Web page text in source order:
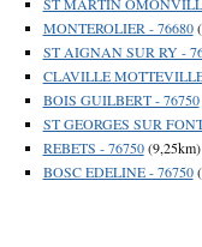
MONTEROLIER - 76680
ST AIGNAN SUR RY -
CLAVILLE
BOIS GUILBERT - 76750
ST GEORGES SUR
REBETS - 76750(9,25km)
BOSC EDELINE - 76750